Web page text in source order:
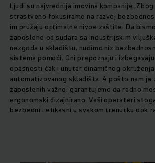
Ljudi su najvrednija imovina kompanije.
strastveno fokusiramo na razvoj
im pružaju optimalne nivoe zaštite. Da
zaposlene od sudara sa industrijskim
nezgoda u skladištu, nudimo niz
sistema pomoći. Oni prepoznaju i
opasnosti čak i unutar dinamičnog okruženja
automatizovanog skladišta. A pošto nam je
zaposlenih važno, garantujemo da radno
ergonomski dizajnirano. Vaši operateri
bezbedni i efikasni u svakom trenutku dok